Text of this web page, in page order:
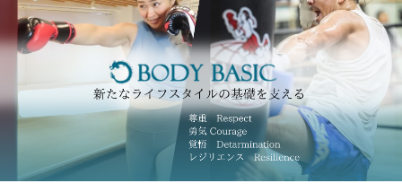
Philosophy
About
Link